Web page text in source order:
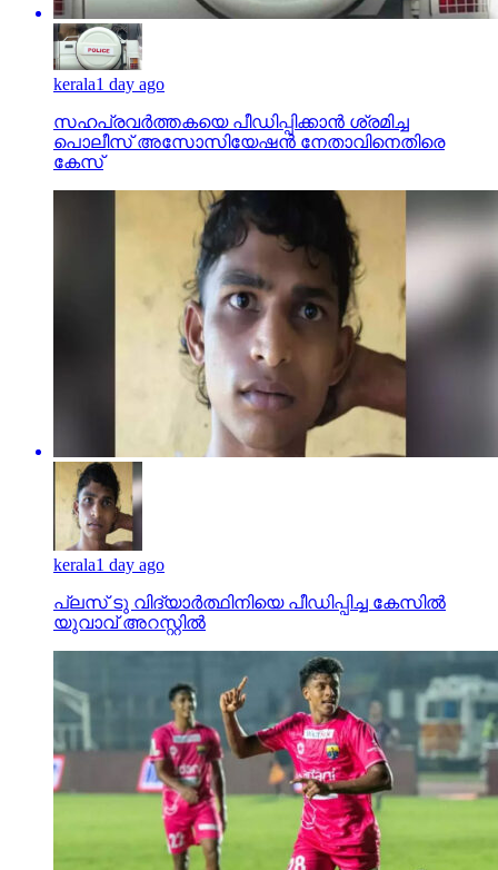
kerala1 day ago
സഹപ്രവര്‍ത്തകയെ പീഡിപ്പിക്കാന്‍ ശ്രമിച്ച
പൊലീസ് അസോസിയേഷന്‍ നേതാവിനെതിരെ
കേസ്
kerala1 day ago
പ്ലസ് ടു വിദ്യാര്‍ത്ഥിനിയെ പീഡിപ്പിച്ച കേസില്‍
യുവാവ് അറസ്റ്റില്‍